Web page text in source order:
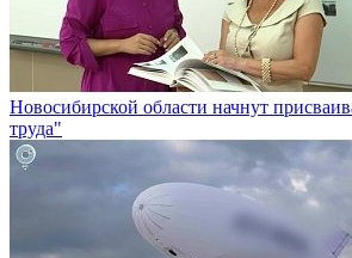
Новосибирской области начнут
труда"